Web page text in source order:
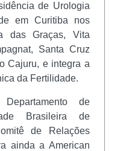
de Urologia
em Curitiba nos
das Graças, Vita
Santa Cruz
Cajuru, e integra a
da Fertilidade.
de
Brasileira de
de Relações
ainda a American